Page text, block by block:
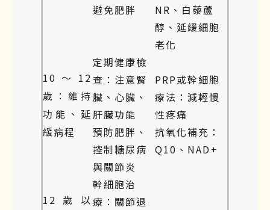
避免肥胖
NR、白藜蘆
醇、延緩細胞
老化
10～12
歲：維持
功能、延
緩病程
定期健康檢
查：注意腎
臟、心臟、
肝臟功能
預防肥胖、
控制糖尿病
與關節炎
PRP或幹細胞
療法：減輕慢
性疼痛
抗氧化補充：
Q10、NAD+
12歲以
幹細胞治
療：關節退